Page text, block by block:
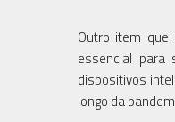
Outro item que
essencial para
dispositivos
longo da